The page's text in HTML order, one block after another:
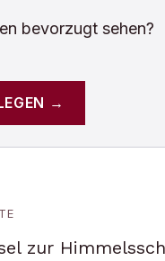
bevorzugt sehen?
→
zur